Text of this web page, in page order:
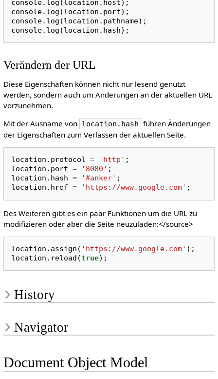
console. log ( location . host );
console. log (location . port);
console. log (location . pathname);
console. log (location . hash);
Verändern der URL
Diese Eigenschaften können nicht nur lesend genutzt
werden, sondern auch um Änderungen an der aktuellen URL
vorzunehmen.
Mit der Ausname von location.hash führen Änderungen
der Eigenschaften zum Verlassen der aktuellen Seite.
location . protocol = 'http' ;
location . port = '8080' ;
location . hash = '#anker' ;
location . href = 'https://www.google.com' ;
Des Weiteren gibt es ein paar Funktionen um die URL zu
modifizieren oder aber die Seite neuzuladen:</source>
location . assign ( 'https://www.google.com' );
location . reload (true);
History
Navigator
Document Object Model